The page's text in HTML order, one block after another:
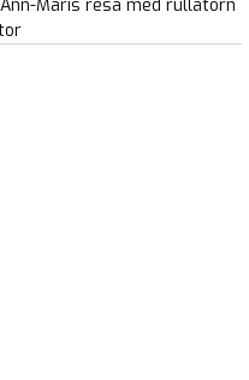
Maris resa med rullatorn